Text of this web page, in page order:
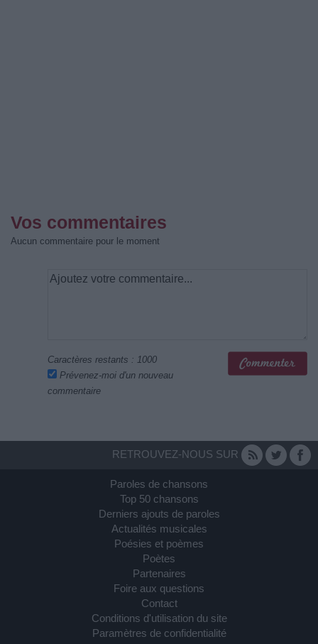
Vos commentaires
Aucun commentaire pour le moment
Caractères restants : 1000
Prévenez-moi d'un nouveau
commentaire
RETROUVEZ-NOUS SUR
Paroles de chansons
Top 50 chansons
Derniers ajouts de paroles
Actualités musicales
Poésies et poèmes
Poètes
Partenaires
Foire aux questions
Contact
Conditions d'utilisation du site
Paramètres de confidentialité